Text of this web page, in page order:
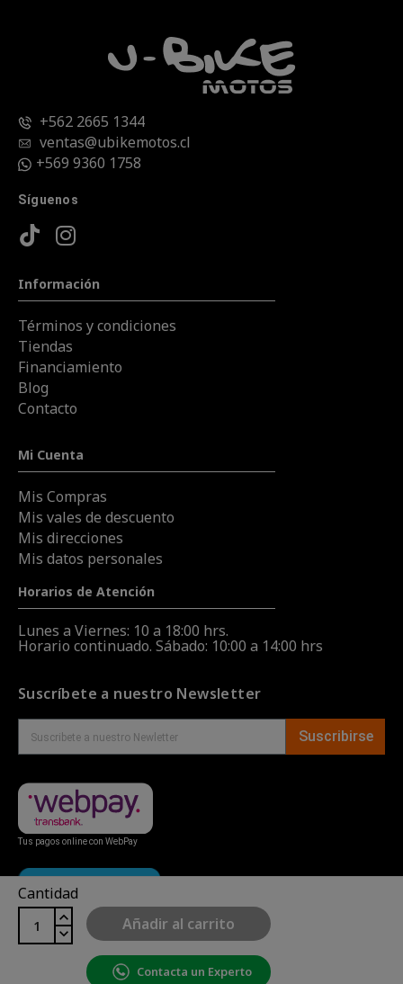
Cantidad
Añadir al carrito
Contacta un Experto
+562 2665 1344
ventas@ubikemotos.cl
+569 9360 1758
Síguenos
Información
Términos y condiciones
Tiendas
Financiamiento
Blog
Contacto
Mi Cuenta
Mis Compras
Mis vales de descuento
Mis direcciones
Mis datos personales
Horarios de Atención
Lunes a Viernes: 10 a 18:00 hrs.
Horario continuado. Sábado: 10:00 a 14:00 hrs
Suscríbete a nuestro Newsletter
Suscribirse
Tus pagos online con WebPay